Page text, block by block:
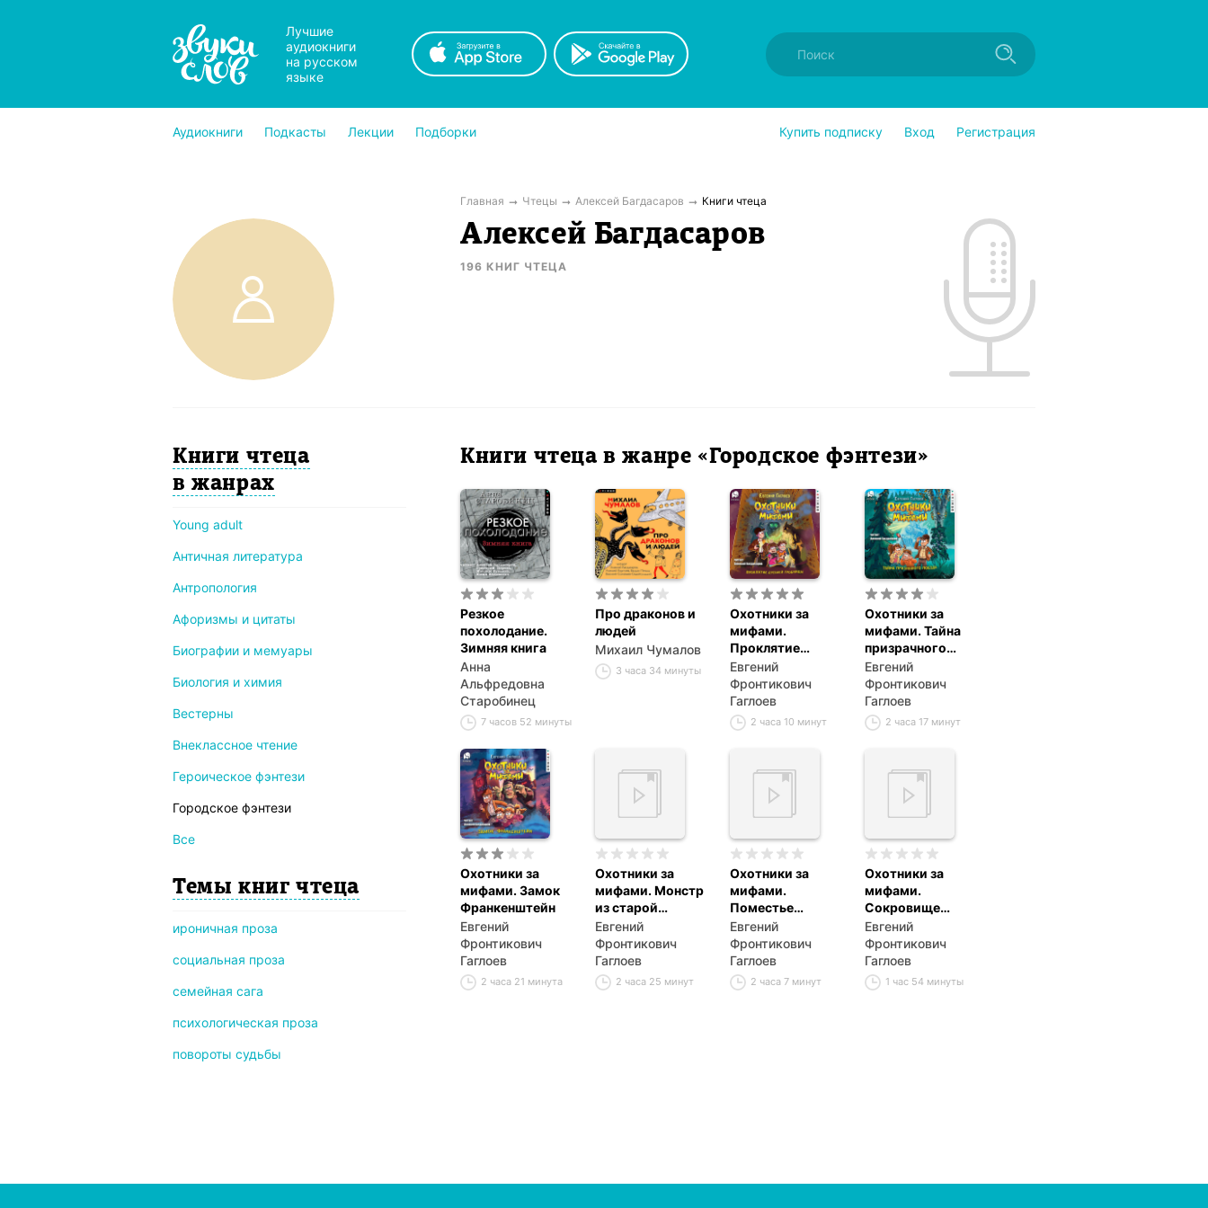
Лучшие
аудиокниги
на русском
языке
Аудиокниги Подкасты Лекции Подборки Купить подписку Вход Регистрация
Главная Чтецы Алексей Багдасаров Книги чтеца
Алексей Багдасаров
196 КНИГ ЧТЕЦА
Книги чтеца
в жанрах
Young adult
Античная литература
Антропология
Афоризмы и цитаты
Биографии и мемуары
Биология и химия
Вестерны
Внеклассное чтение
Героическое фэнтези
Городское фэнтези
Все
Темы книг чтеца
ироничная проза
социальная проза
семейная сага
психологическая проза
повороты судьбы
Книги чтеца в жанре «Городское фэнтези»
Резкое
похолодание.
Зимняя книга
Анна
Альфредовна
Старобинец
7 часов 52 минуты
Про драконов и
людей
Михаил Чумалов
3 часа 34 минуты
Охотники за
мифами.
Проклятие
древней
гробницы
Евгений
Фронтикович
Гаглоев
2 часа 10 минут
Охотники за
мифами. Тайна
призрачного
поезда
Евгений
Фронтикович
Гаглоев
2 часа 17 минут
Охотники за
мифами. Замок
Франкенштейн
Евгений
Фронтикович
Гаглоев
2 часа 21 минута
Охотники за
мифами. Монстр
из старой
крепости
Евгений
Фронтикович
Гаглоев
2 часа 25 минут
Охотники за
мифами.
Поместье
зловещих
оборотней
Евгений
Фронтикович
Гаглоев
2 часа 7 минут
Охотники за
мифами.
Сокровище
джунглей
Евгений
Фронтикович
Гаглоев
1 час 54 минуты